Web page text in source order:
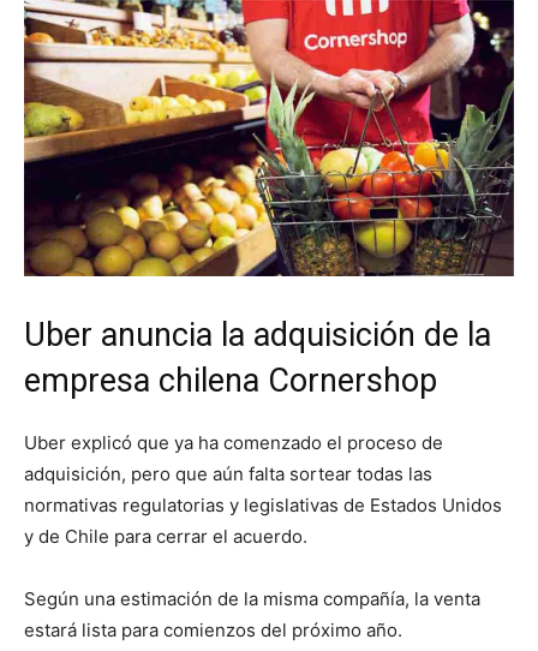
Uber anuncia la adquisición de la
empresa chilena Cornershop
Uber explicó que ya ha comenzado el proceso de
adquisición, pero que aún falta sortear todas las
normativas regulatorias y legislativas de Estados Unidos
y de Chile para cerrar el acuerdo.
Según una estimación de la misma compañía, la venta
estará lista para comienzos del próximo año.